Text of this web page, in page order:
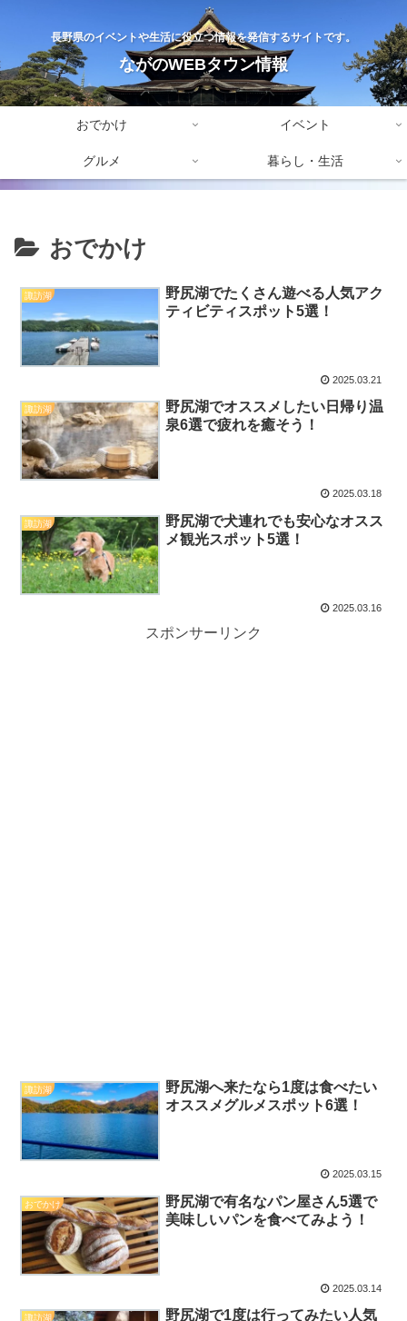
長野県のイベントや生活に役立つ情報を発信するサイトです。
ながのWEBタウン情報
おでかけ イベント
グルメ 暮らし・生活
おでかけ
諏訪湖
野尻湖でたくさん遊べる人気アク
ティビティスポット5選！
2025.03.21
諏訪湖
野尻湖でオススメしたい日帰り温
泉6選で疲れを癒そう！
2025.03.18
諏訪湖
野尻湖で犬連れでも安心なオスス
メ観光スポット5選！
2025.03.16
スポンサーリンク
諏訪湖
野尻湖へ来たなら1度は食べたい
オススメグルメスポット6選！
2025.03.15
おでかけ
野尻湖で有名なパン屋さん5選で
美味しいパンを食べてみよう！
2025.03.14
諏訪湖
野尻湖で1度は行ってみたい人気